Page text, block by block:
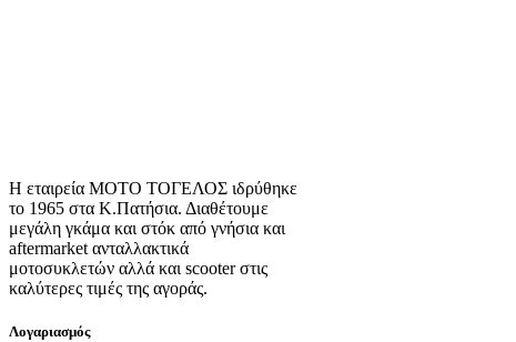
Η εταιρεία ΜΟΤΟ ΤΟΓΕΛΟΣ ιδρύθηκε
το 1965 στα Κ.Πατήσια. Διαθέτουμε
μεγάλη γκάμα και στόκ από γνήσια και
aftermarket ανταλλακτικά
μοτοσυκλετών αλλά και scooter στις
καλύτερες τιμές της αγοράς.
Λογαριασμός